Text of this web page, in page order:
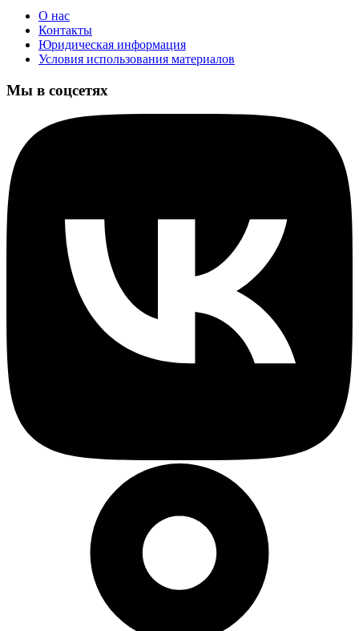
О нас
Контакты
Юридическая информация
Условия использования материалов
Мы в соцсетях